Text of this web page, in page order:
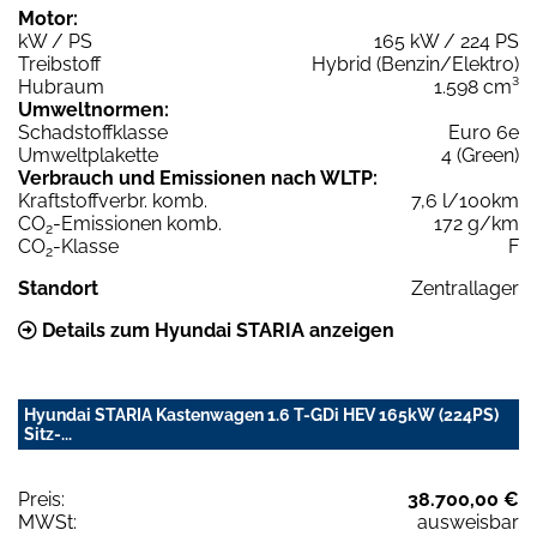
Motor:
kW / PS
165 kW / 224 PS
Treibstoff
Hybrid (Benzin/Elektro)
Hubraum
1.598 cm³
Umweltnormen:
Schadstoffklasse
Euro 6e
Umweltplakette
4 (Green)
Verbrauch und Emissionen nach WLTP:
Kraftstoffverbr. komb.
7,6 l/100km
CO2-Emissionen komb.
172 g/km
CO2-Klasse
F
Standort
Zentrallager
Details zum Hyundai STARIA anzeigen
Hyundai STARIA Kastenwagen 1.6 T-GDi HEV 165kW (224PS)
Sitz-...
Preis:
38.700,00 €
MWSt:
ausweisbar